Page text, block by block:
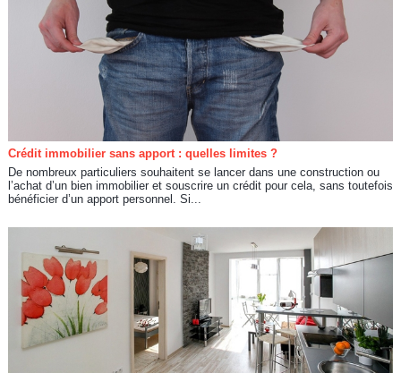
Crédit immobilier sans apport : quelles limites ?
De nombreux particuliers souhaitent se lancer dans une construction ou
l’achat d’un bien immobilier et souscrire un crédit pour cela, sans toutefois
bénéficier d’un apport personnel. Si...